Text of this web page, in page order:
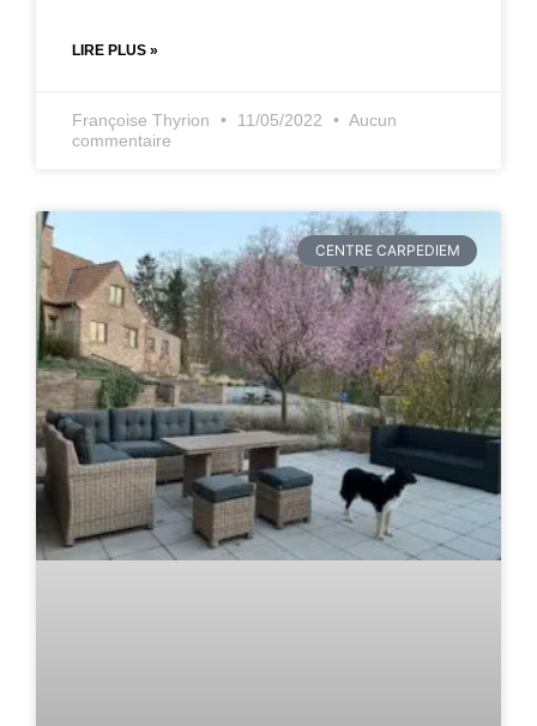
LIRE PLUS »
Françoise Thyrion 11/05/2022
Aucun
commentaire
CENTRE CARPEDIEM